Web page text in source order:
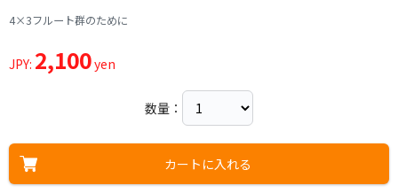
4×3フルート群のために
JPY: 2,100yen
数量：
カートに入れる